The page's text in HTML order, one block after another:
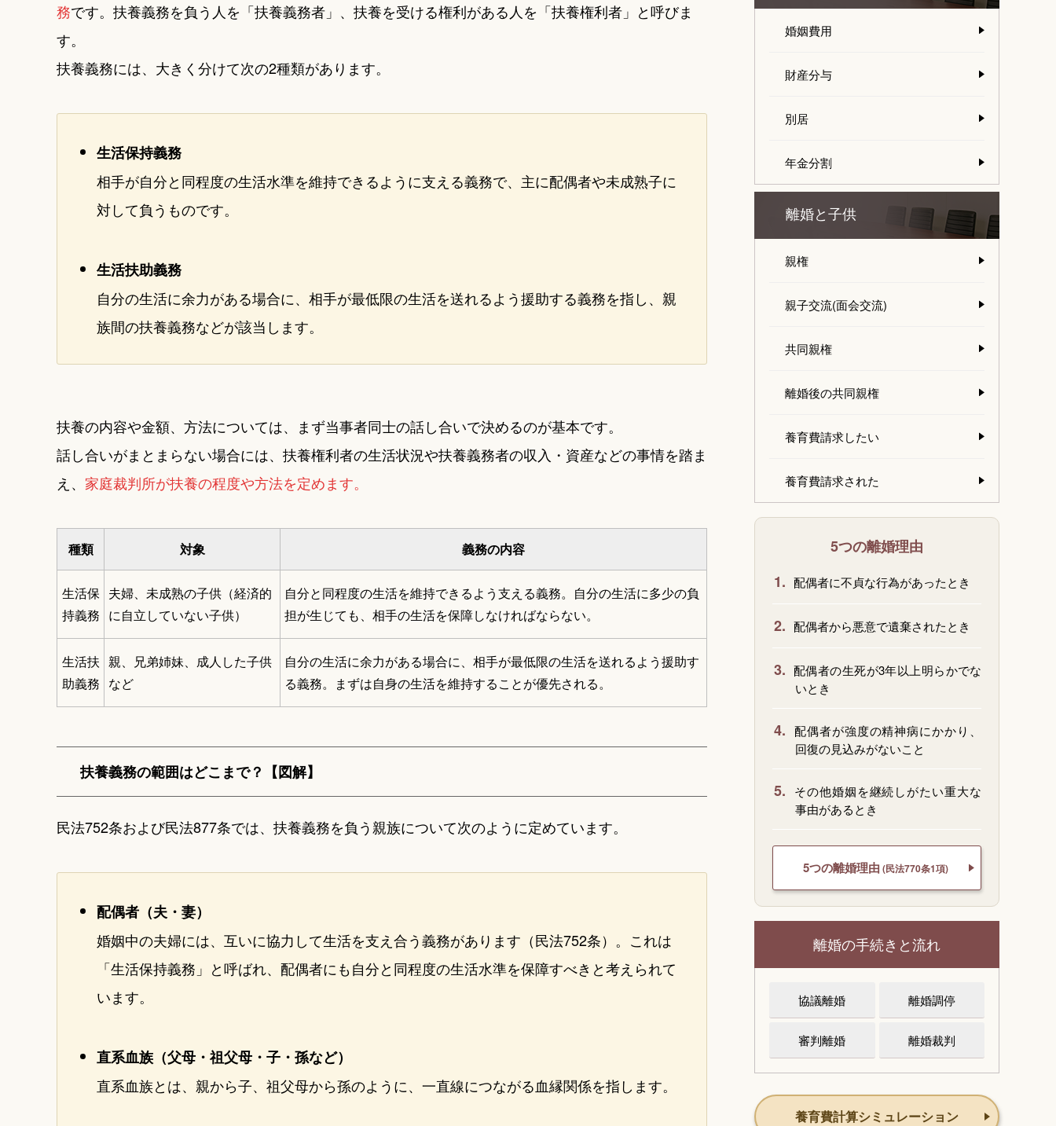
務です。扶養義務を負う人を「扶養義務者」、扶養を受ける権利がある人を「扶養権利者」と呼びま
す。
扶養義務には、大きく分けて次の2種類があります。
生活保持義務
相手が自分と同程度の生活水準を維持できるように支える義務で、主に配偶者や未成熟子に
対して負うものです。
生活扶助義務
自分の生活に余力がある場合に、相手が最低限の生活を送れるよう援助する義務を指し、親
族間の扶養義務などが該当します。
扶養の内容や金額、方法については、まず当事者同士の話し合いで決めるのが基本です。
話し合いがまとまらない場合には、扶養権利者の生活状況や扶養義務者の収入・資産などの事情を踏ま
え、 家庭裁判所が扶養の程度や方法を定めます。
種類 対象 義務の内容
生活保
持義務
夫婦、未成熟の子供（経済的
に自立していない子供）
自分と同程度の生活を維持できるよう支える義務。自分の生活に多少の負
担が生じても、相手の生活を保障しなければならない。
生活扶
助義務
親、兄弟姉妹、成人した子供
など
自分の生活に余力がある場合に、相手が最低限の生活を送れるよう援助す
る義務。まずは自身の生活を維持することが優先される。
扶養義務の範囲はどこまで？【図解】
民法752条および民法877条では、扶養義務を負う親族について次のように定めています。
配偶者（夫・妻）
婚姻中の夫婦には、互いに協力して生活を支え合う義務があります（民法752条）。これは
「生活保持義務」と呼ばれ、配偶者にも自分と同程度の生活水準を保障すべきと考えられて
います。
直系血族（父母・祖父母・子・孫など）
直系血族とは、親から子、祖父母から孫のように、一直線につながる血縁関係を指します。
婚姻費用
財産分与
別居
年金分割
離婚と子供
親権
親子交流(面会交流)
共同親権
離婚後の共同親権
養育費請求したい
養育費請求された
5つの離婚理由
1. 配偶者に不貞な行為があったとき
2. 配偶者から悪意で遺棄されたとき
3. 配偶者の生死が3年以上明らかでな
いとき
4. 配偶者が強度の精神病にかかり、
回復の見込みがないこと
5.
その他婚姻を継続しがたい重大な
事由があるとき
5つの離婚理由 (民法770条1項)
離婚の手続きと流れ
協議離婚 離婚調停
審判離婚 離婚裁判
養育費計算シミュレーション